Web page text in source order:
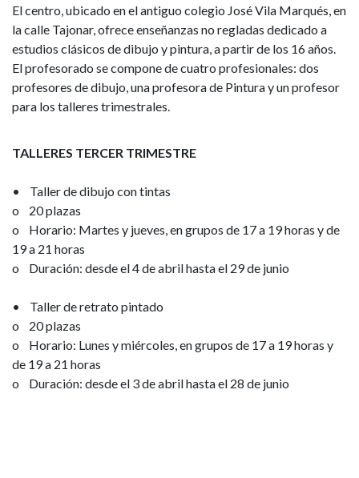
El centro, ubicado en el antiguo colegio José Vila Marqués, en
la calle Tajonar, ofrece enseñanzas no regladas dedicado a
estudios clásicos de dibujo y pintura, a partir de los 16 años.
El profesorado se compone de cuatro profesionales: dos
profesores de dibujo, una profesora de Pintura y un profesor
para los talleres trimestrales.
TALLERES TERCER TRIMESTRE
• Taller de dibujo con tintas
o 20 plazas
o Horario: Martes y jueves, en grupos de 17 a 19 horas y de
19 a 21 horas
o Duración: desde el 4 de abril hasta el 29 de junio
• Taller de retrato pintado
o 20 plazas
o Horario: Lunes y miércoles, en grupos de 17 a 19 horas y
de 19 a 21 horas
o Duración: desde el 3 de abril hasta el 28 de junio